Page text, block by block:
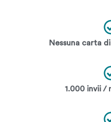
Nessuna carta
1.000 invii /